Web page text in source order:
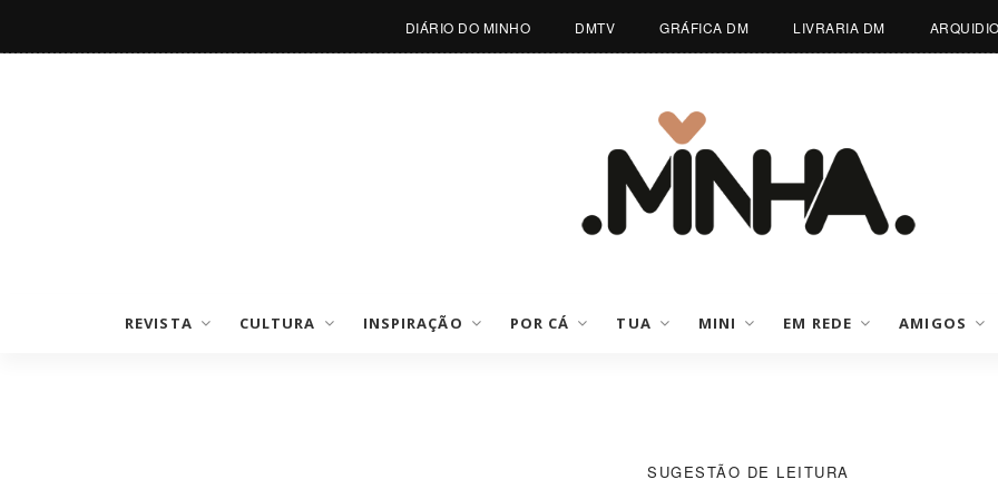
DIÁRIO DO MINHO DMTV GRÁFICA DM LIVRARIA DM
REVISTA CULTURA INSPIRAÇÃO POR CÁ TUA MINI EM REDE AMIGOS
SUGESTÃO DE LEITURA